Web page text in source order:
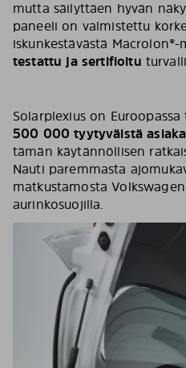
mutta säilyttäen hyvän
paneeli on valmistettu
iskunkestävästä
testattu ja sertifioitu
Solarplexius on
500 000 tyytyväistä
tämän käytännöllisen
Nauti paremmasta
matkustamosta
aurinkosuojilla.